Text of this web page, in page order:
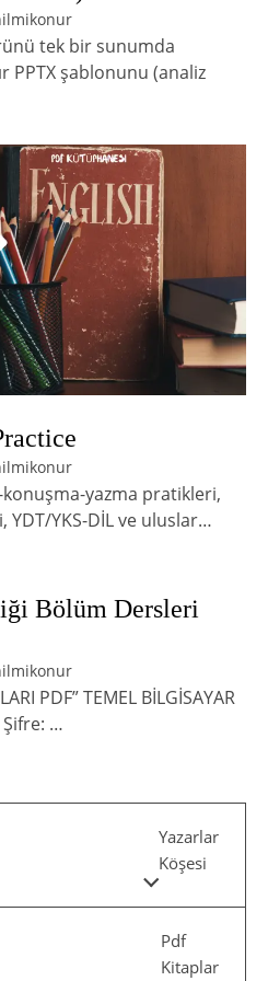
tek bir sunumda
PPTX şablonunu (analiz
yazma pratikleri,
YDT/YKS-DİL ve uluslar…
Bölüm Dersleri
PDF” TEMEL BİLGİSAYAR
Şifre: …
Yazarlar
Köşesi
Pdf
Kitaplar